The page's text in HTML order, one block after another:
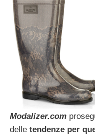
Modalizer.com
delle tendenze per